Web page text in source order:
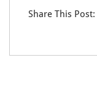
Share This Post: